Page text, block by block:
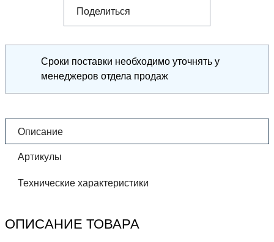
Поделиться
Сроки поставки необходимо уточнять у
менеджеров отдела продаж
Описание
Артикулы
Технические характеристики
ОПИСАНИЕ ТОВАРА